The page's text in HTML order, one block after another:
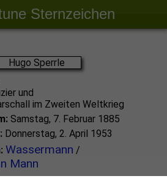
Sternzeichen
und
im Zweiten Weltkrieg
Samstag, 7. Februar 1885
Donnerstag, 2. April 1953
Wassermann /
Mann